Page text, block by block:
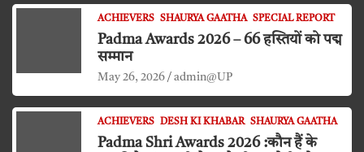
ACHIEVERS SHAURYA GAATHA SPECIAL REPORT
Padma Awards 2026 – 66 हस्तियों को पद्म
सम्मान
May 26, 2026 admin@UP
ACHIEVERS DESH KI KHABAR SHAURYA GAATHA
Padma Shri Awards 2026 :कौन हैं के